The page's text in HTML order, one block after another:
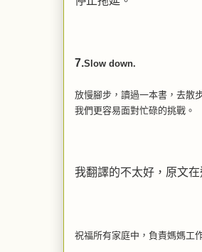
7.Slow down.
放慢腳步，讀過一本書，去散
我們更容易面對忙碌的挑戰。
我翻譯的不太好，原文在
祝福所有家庭中，負責媽媽工